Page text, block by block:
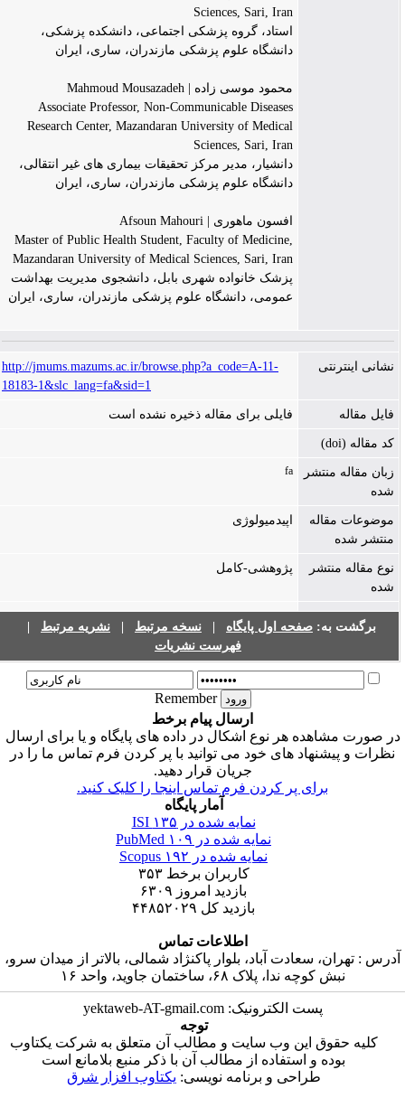
Sciences, Sari, Iran
استاد، گروه پزشکی اجتماعی، دانشکده پزشکی،
دانشگاه علوم پزشکی مازندران، ساری، ایران
محمود موسی زاده | Mahmoud Mousazadeh
Associate Professor, Non-Communicable Diseases
Research Center, Mazandaran University of Medical
Sciences, Sari, Iran
دانشیار، مدیر مرکز تحقیقات بیماری های غیر انتقالی،
دانشگاه علوم پزشکی مازندران، ساری، ایران
افسون ماهوری | Afsoun Mahouri
Master of Public Health Student, Faculty of Medicine,
Mazandaran University of Medical Sciences, Sari, Iran
پزشک خانواده شهری بابل، دانشجوی مدیریت بهداشت
عمومی، دانشگاه علوم پزشکی مازندران، ساری، ایران
نشانی اینترنتی
http://jmums.mazums.ac.ir/browse.php?a_code=A-11-
18183-1&slc_lang=fa&sid=1
فایل مقاله فایلی برای مقاله ذخیره نشده است
کد مقاله (doi)
زبان مقاله منتشر
شده
موضوعات مقاله
منتشر شده
اپیدمیولوژی
نوع مقاله منتشر
شده
پژوهشی-کامل
برگشت به:صفحه اول پایگاه| نسخه مرتبط| نشریه مرتبط|
فهرست نشریات
Remember
ارسال پیام برخط
صورت مشاهده هر نوع اشکال در داده های پایگاه و یا برای ارسال
نظرات و پیشنهاد های خود می توانید با پر کردن فرم تماس ما را در
جریان قرار دهید.
برای پر کردن فرم تماس اینجا را کلیک کنید.
آمار پایگاه
نمایه شده در ISI۱۳۵
نمایه شده در PubMed۱۰۹
نمایه شده در Scopus۱۹۲
کاربران برخط۳۵۳
بازدید امروز۶۳۰۹
بازدید کل ۴۴۸۵۲۰۲۹
اطلاعات تماس
: تهران، سعادت آباد، بلوار پاکنژاد شمالی، بالاتر از میدان سرو،
نبش کوچه ندا، پلاک ۶۸، ساختمان جاوید، واحد ۱۶
پست الکترونیک: yektaweb-AT-gmail.com
توجه
کلیه حقوق این وب سایت و مطالب آن متعلق به شرکت یکتاوب
بوده و استفاده از مطالب آن با ذکر منبع بلامانع است
طراحی و برنامه نویسی:یکتاوب افزار شرق